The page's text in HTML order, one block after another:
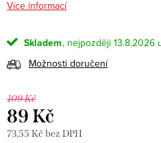
Více informací
Skladem
13.8.2026
Možnosti doručení
109 Kč
89 Kč
73,55 Kč bez DPH